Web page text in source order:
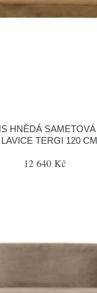
HNĚDÁ
LAVICE TERGI 120 CM
12 640 Kč